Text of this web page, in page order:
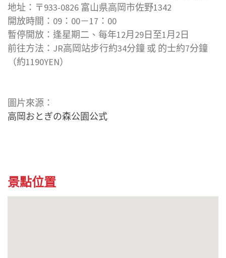
地址：〒933-0826 富山県高岡市佐野1342
開放時間：09：00－17：00
暫停開放：逢星期二、每年12月29日至1月2日
前往方法：JR高岡站步行約34分鐘 或 的士約7分鐘
（約1190YEN）
圖片來源：
高岡おとぎの森公園公式
景點位置